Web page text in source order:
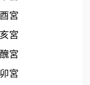
酉宮
亥宮
醜宮
卯宮